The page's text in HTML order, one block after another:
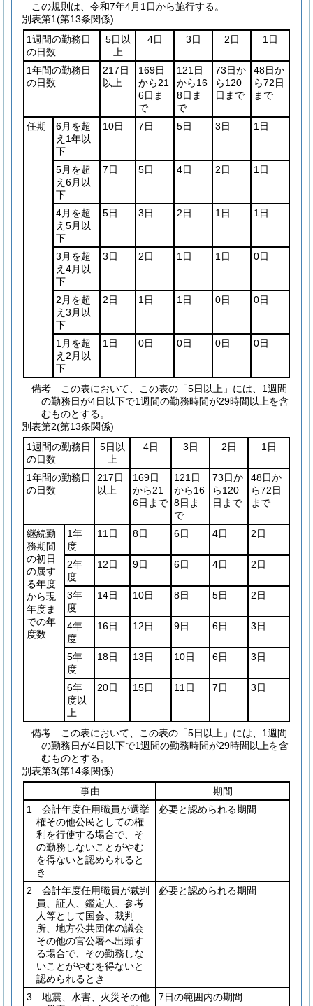
この規則は、令和7年4月1日から施行する。
別表第1(第13条関係)
1週間の勤務日
の日数
5日以
上
4日 3日 2日 1日
1年間の勤務日
の日数
217日
以上
169日
から21
6日ま
で
121日
から16
8日ま
で
73日か
ら120
日まで
48日か
ら72日
まで
任期
6月を超
え1年以
下
10日 7日 5日 3日 1日
5月を超
え6月以
下
7日 5日 4日 2日 1日
4月を超
え5月以
下
5日 3日 2日 1日 1日
3月を超
え4月以
下
3日 2日 1日 1日 0日
2月を超
え3月以
下
2日 1日 1日 0日 0日
1月を超
え2月以
下
1日 0日 0日 0日 0日
備考 この表において、この表の「5日以上」には、1週間
の勤務日が4日以下で1週間の勤務時間が29時間以上を含
むものとする。
別表第2(第13条関係)
1週間の勤務日
の日数
5日以
上
4日 3日 2日 1日
1年間の勤務日
の日数
217日
以上
169日
から21
6日まで
121日
から16
8日ま
で
73日か
ら120
日まで
48日か
ら72日
まで
継続勤
務期間
の初日
の属す
る年度
から現
年度ま
での年
度数
1年
度
11日 8日 6日 4日 2日
2年
度
12日 9日 6日 4日 2日
3年
度
14日 10日 8日 5日 2日
4年
度
16日 12日 9日 6日 3日
5年
度
18日 13日 10日 6日 3日
6年
度以
上
20日 15日 11日 7日 3日
備考 この表において、この表の「5日以上」には、1週間
の勤務日が4日以下で1週間の勤務時間が29時間以上を含
むものとする。
別表第3(第14条関係)
事由
期間
1 会計年度任用職員が選挙
権その他公民としての権
利を行使する場合で、そ
の勤務しないことがやむ
を得ないと認められると
き
必要と認められる期間
2 会計年度任用職員が裁判
員、証人、鑑定人、参考
人等として国会、裁判
所、地方公共団体の議会
その他の官公署へ出頭す
る場合で、その勤務しな
いことがやむを得ないと
認められるとき
必要と認められる期間
3 地震、水害、火災その他
7日の範囲内の期間